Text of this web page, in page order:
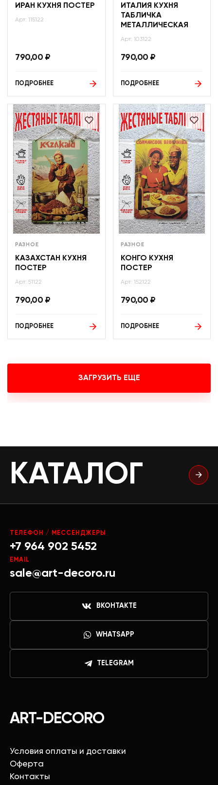
ИРАН КУХНЯ ПОСТЕР
Арт: 115122
790,00 ₽
ПОДРОБНЕЕ
ИТАЛИЯ КУХНЯ
ТАБЛИЧКА
МЕТАЛЛИЧЕСКАЯ
Арт: 103122
790,00 ₽
ПОДРОБНЕЕ
РАЗНОЕ
КАЗАХСТАН КУХНЯ
ПОСТЕР
Арт: 51122
790,00 ₽
ПОДРОБНЕЕ
РАЗНОЕ
КОНГО КУХНЯ
ПОСТЕР
Арт: 152122
790,00 ₽
ПОДРОБНЕЕ
ЗАГРУЗИТЬ ЕЩЕ
КАТАЛОГ
ART-DECORO
Условия оплаты и доставки
Оферта
Контакты
ТЕЛЕФОН / МЕССЕНДЖЕРЫ
+7 964 902 5452
EMAIL
sale@art-decoro.ru
ВКОНТАКТЕ
WHATSAPP
TELEGRAM